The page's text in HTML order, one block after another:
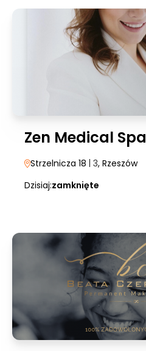
Zen Medical Spa
Strzelnicza 18 | 3, Rzeszów
Dzisiaj:zamknięte